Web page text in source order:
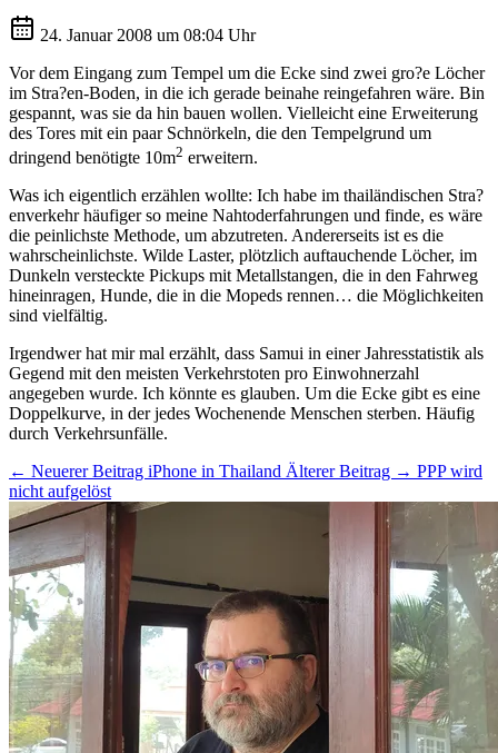
24. Januar 2008 um 08:04 Uhr
Vor dem Eingang zum Tempel um die Ecke sind zwei gro?e Löcher
im Stra?en-Boden, in die ich gerade beinahe reingefahren wäre. Bin
gespannt, was sie da hin bauen wollen. Vielleicht eine Erweiterung
des Tores mit ein paar Schnörkeln, die den Tempelgrund um
dringend benötigte 10m2 erweitern.
Was ich eigentlich erzählen wollte: Ich habe im thailändischen Stra?
enverkehr häufiger so meine Nahtoderfahrungen und finde, es wäre
die peinlichste Methode, um abzutreten. Andererseits ist es die
wahrscheinlichste. Wilde Laster, plötzlich auftauchende Löcher, im
Dunkeln versteckte Pickups mit Metallstangen, die in den Fahrweg
hineinragen, Hunde, die in die Mopeds rennen… die Möglichkeiten
sind vielfältig.
Irgendwer hat mir mal erzählt, dass Samui in einer Jahresstatistik als
Gegend mit den meisten Verkehrstoten pro Einwohnerzahl
angegeben wurde. Ich könnte es glauben. Um die Ecke gibt es eine
Doppelkurve, in der jedes Wochenende Menschen sterben. Häufig
durch Verkehrsunfälle.
← Neuerer Beitrag iPhone in Thailand Älterer Beitrag → PPP wird
nicht aufgelöst